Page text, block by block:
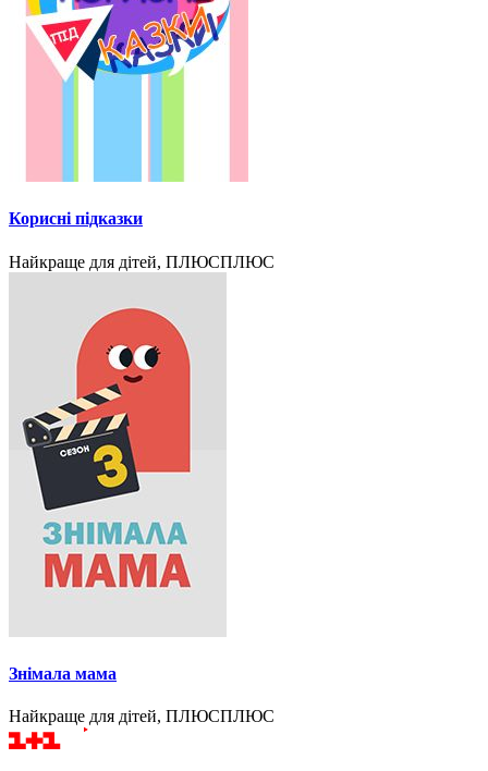
Корисні підказки
Найкраще для дітей, ПЛЮСПЛЮС
Знімала мама
Найкраще для дітей, ПЛЮСПЛЮС